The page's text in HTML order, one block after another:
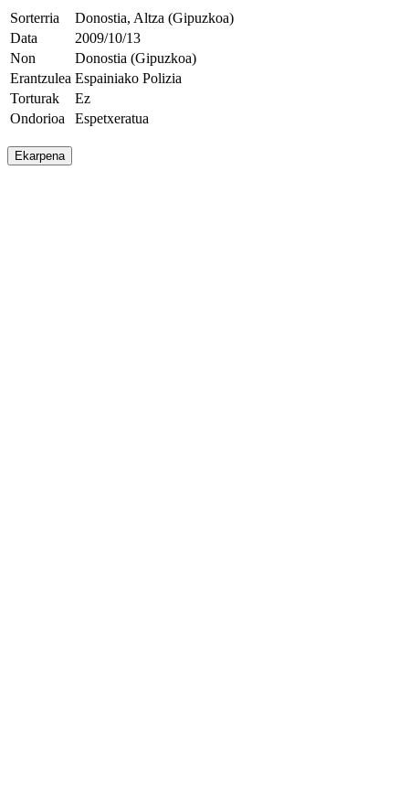
Sorterria
Donostia, Altza (Gipuzkoa)
Data
2009/10/13
Non
Donostia (Gipuzkoa)
Erantzulea Espainiako Polizia
Torturak
Ez
Ondorioa
Espetxeratua